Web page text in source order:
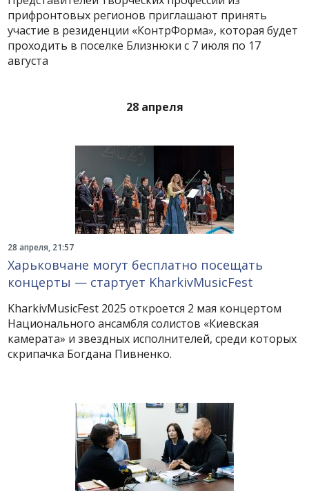
прифронтовых регионов приглашают принять
участие в резиденции «КонтрФорма», которая будет
проходить в поселке Близнюки с 7 июля по 17
августа
28 апреля
28 апреля, 21:57
Харьковчане могут бесплатно посещать
концерты — стартует KharkivMusicFest
KharkivMusicFest 2025 откроется 2 мая концертом
Национального ансамбля солистов «Киевская
камерата» и звездных исполнителей, среди которых
скрипачка Богдана Пивненко.